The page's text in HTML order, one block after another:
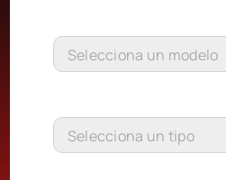
Selecciona un modelo
Selecciona un tipo